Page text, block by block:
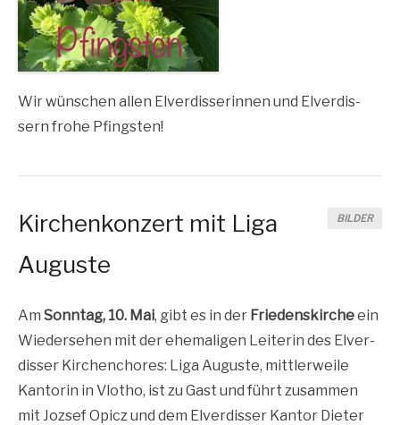
Wir wün­schen allen Elver­dis­se­rin­nen und Elver­dis­
sern fro­he Pfingsten!
Kirchenkonzert mit Liga
Auguste
BILDER
Am Sonn­tag, 10. Mai, gibt es in der Frie­dens­kir­cheein
Wie­der­se­hen mit der ehe­ma­li­gen Lei­te­rin des Elver­
dis­ser Kir­chen­cho­res: Liga Augus­te, mitt­ler­wei­le
Kan­to­rin in Vlo­tho, ist zu Gast und führt zusam­men
mit Joz­sef Opicz und dem Elver­dis­ser Kan­tor Die­ter